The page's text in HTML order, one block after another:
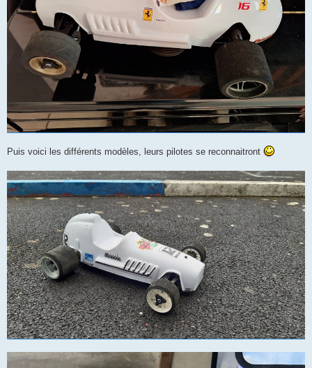
Puis voici les différents modèles, leurs pilotes se reconnaitront